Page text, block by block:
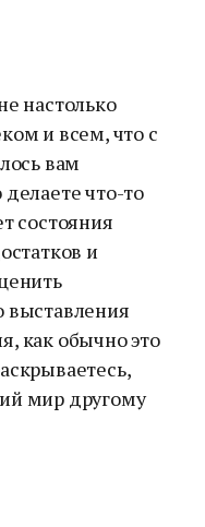
настолько
и всем, что с
вам
что-то
состояния
и
выставления
как обычно это
мир другому